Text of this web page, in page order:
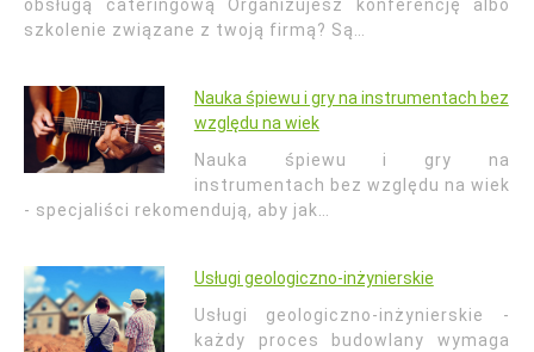
obsługą cateringową Organizujesz konferencję albo
szkolenie związane z twoją firmą? Są…
Nauka śpiewu i gry na instrumentach bez
względu na wiek
Nauka śpiewu i gry na
instrumentach bez względu na wiek
- specjaliści rekomendują, aby jak…
Usługi geologiczno-inżynierskie
Usługi geologiczno-inżynierskie -
każdy proces budowlany wymaga